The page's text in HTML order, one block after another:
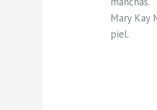
Mary Kay
piel.